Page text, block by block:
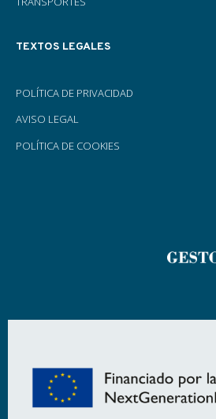
TEXTOS LEGALES
POLÍTICA DE PRIVACIDAD
AVISO LEGAL
POLÍTICA DE COOKIES